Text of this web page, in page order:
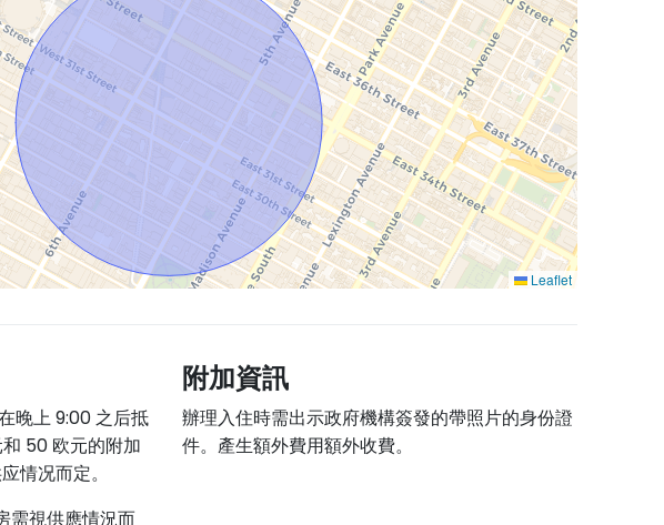
Leaflet
晚上 9:00 之后抵
50 欧元的附加
情况而定。
需視供應情況而
附加資訊
辦理入住時需出示政府機構簽發的帶照片的身份證
件。產生額外費用額外收費。